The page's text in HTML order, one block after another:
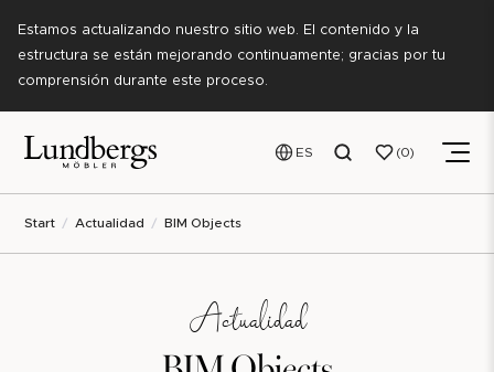
Estamos actualizando nuestro sitio web. El contenido y la
estructura se están mejorando continuamente; gracias por tu
comprensión durante este proceso.
ES 0
Start Actualidad BIM Objects
Actualidad